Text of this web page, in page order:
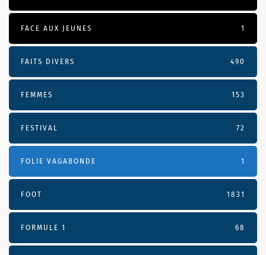
FACE AUX JEUNES 1
FAITS DIVERS 490
FEMMES 153
FESTIVAL 72
FOLIE VAGABONDE 1
FOOT 1831
FORMULE 1 68